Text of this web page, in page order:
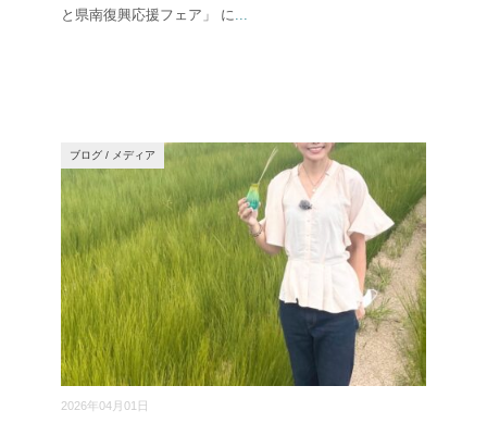
と県南復興応援フェア」 に...
2026年04月01日
ブログ / メディア